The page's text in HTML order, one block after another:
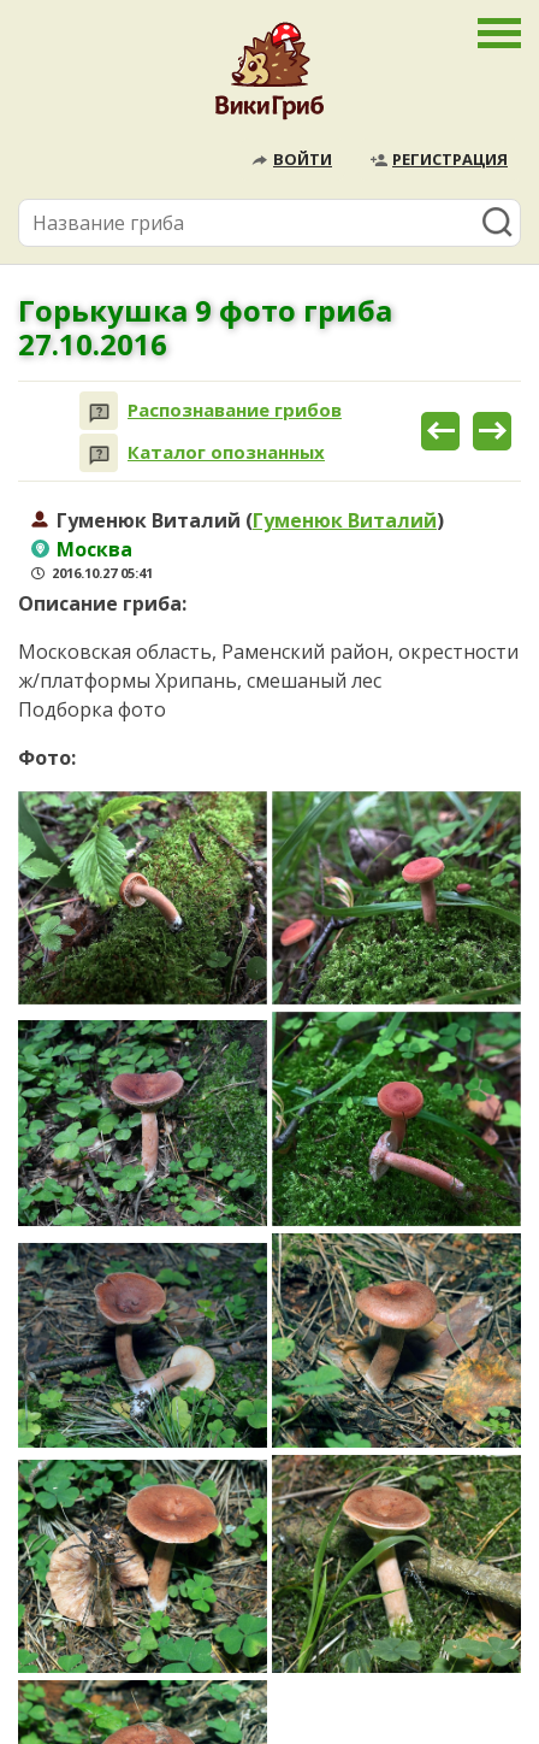
ВОЙТИ РЕГИСТРАЦИЯ
Горькушка 9 фото гриба
27.10.2016
Распознавание грибов
Каталог опознанных
Гуменюк Виталий (Гуменюк Виталий)
Москва
2016.10.27 05:41
Описание гриба:
Московская область, Раменский район, окрестности
ж/платформы Хрипань, смешаный лес
Подборка фото
Фото: